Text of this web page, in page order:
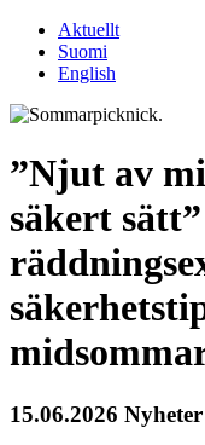
Aktuellt
Suomi
English
”Njut av
säkert
15.06.2026 Nyheter